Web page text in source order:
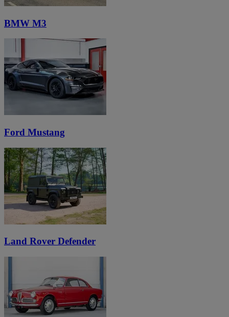
BMW M3
Ford Mustang
Land Rover Defender